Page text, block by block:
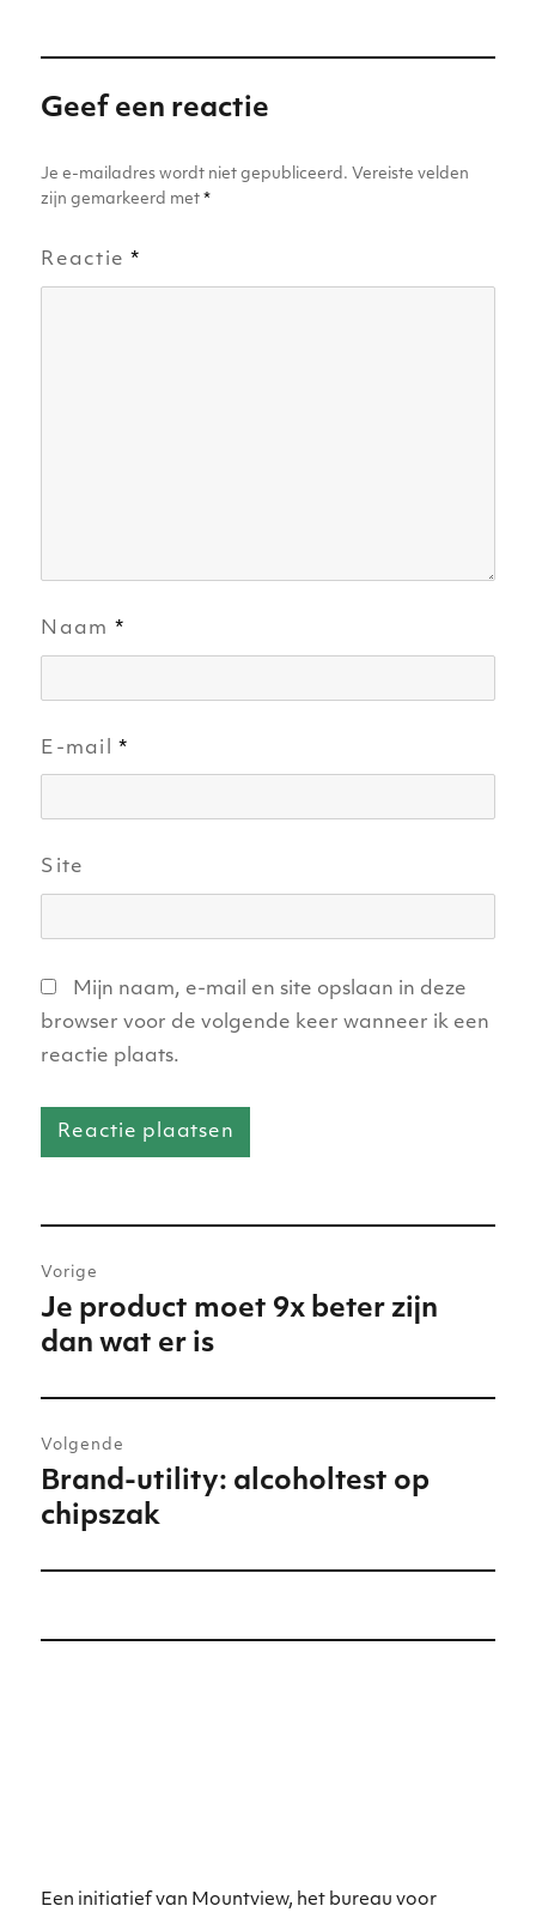
p o
k
er
Geef een reactie
Je e-mailadres wordt niet gepubliceerd. Vereiste velden
zijn gemarkeerd met*
Reactie*
Naam *
E-mail*
Site
Mijn naam, e-mail en site opslaan in deze
browser voor de volgende keer wanneer ik een
reactie plaats.
navigatie
Vorige
Vorig
bericht:
Je product moet 9x beter zijn
dan wat er is
Volgende
Volgend
bericht:
Brand-utility: alcoholtest op
chipszak
Een initiatief van Mountview, het bureau voor